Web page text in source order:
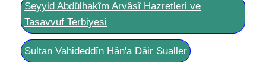
Seyyid Abdülhakîm Arvâsî Hazretleri ve
Tasavvuf Terbiyesi
Sultan Vahideddîn Hân'a Dâir Sualler